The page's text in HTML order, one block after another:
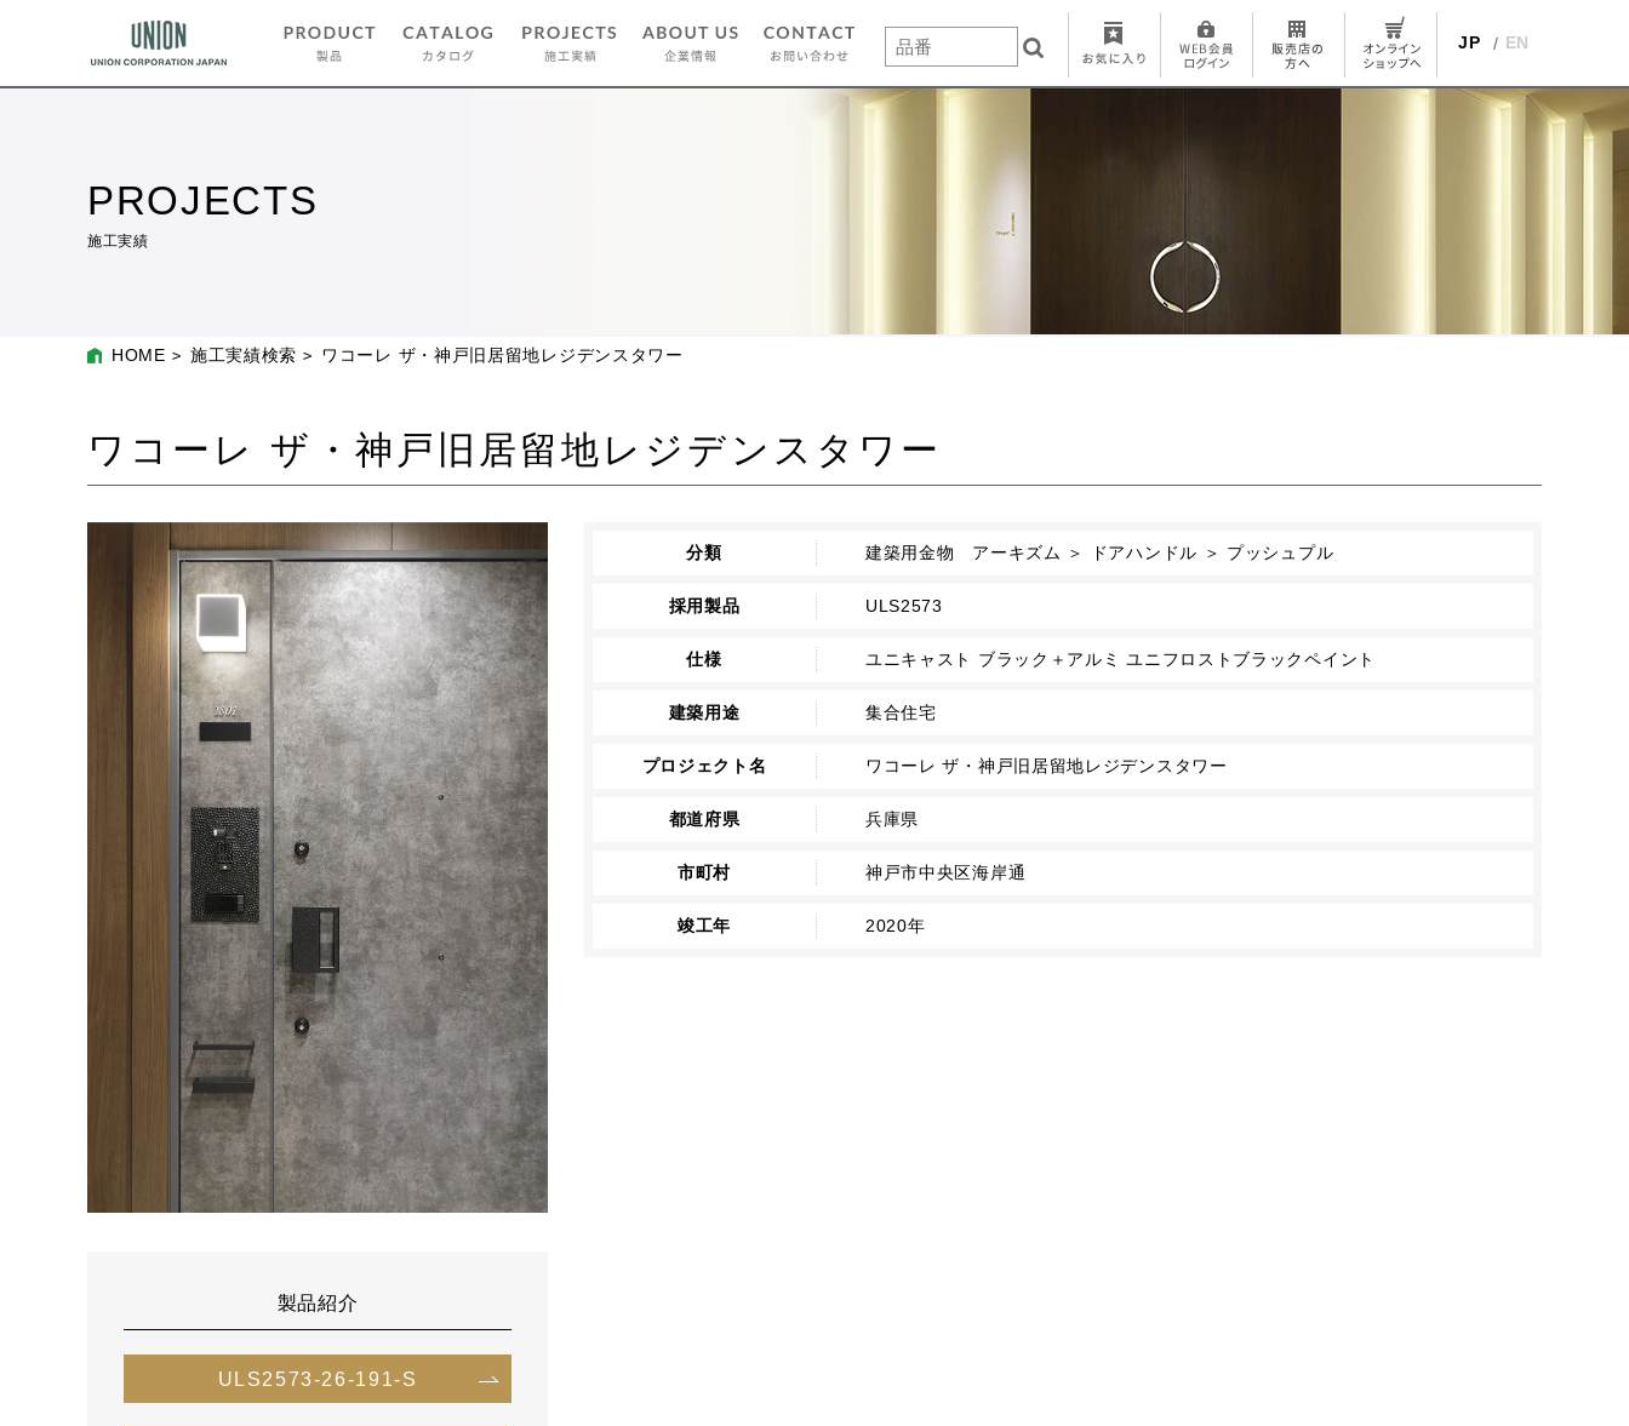
JP EN
PROJECTS
施工実績
HOME 施工実績検索 ワコーレ ザ・神戸旧居留地レジデンスタワー
ワコーレ ザ・神戸旧居留地レジデンスタワー
製品紹介
ULS2573-26-191-S
分類 建築用金物 アーキズム ＞ ドアハンドル ＞ プッシュプル
採用製品 ULS2573
仕様 ユニキャスト ブラック＋アルミ ユニフロストブラックペイント
建築用途 集合住宅
プロジェクト名 ワコーレ ザ・神戸旧居留地レジデンスタワー
都道府県 兵庫県
市町村 神戸市中央区海岸通
竣工年 2020年